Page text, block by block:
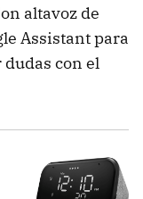
altavoz de
Assistant para
con el